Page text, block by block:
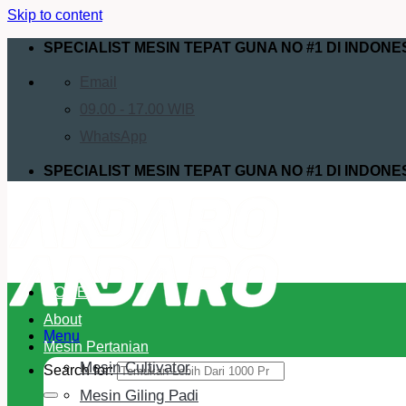
Skip to content
SPECIALIST MESIN TEPAT GUNA NO #1 DI
SPECIALIST MESIN TEPAT GUNA NO #1 DI
Menu
Search for:
HOME
About
Mesin Pertanian
Mesin Cultivator
Mesin Giling Padi